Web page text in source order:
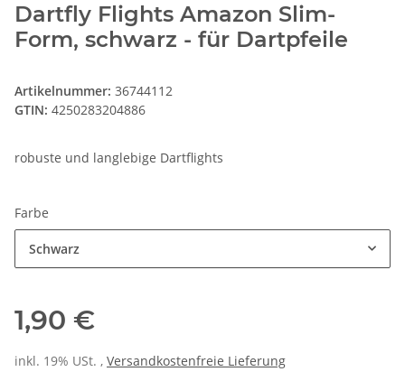
Dartfly Flights Amazon Slim-
Form, schwarz - für Dartpfeile
Artikelnummer: 36744112
GTIN: 4250283204886
robuste und langlebige Dartflights
Farbe
Schwarz
1,90 €
inkl. 19% USt. , Versandkostenfreie Lieferung